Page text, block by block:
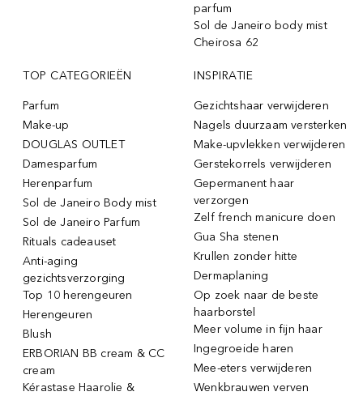
parfum
Sol de Janeiro body mist
Cheirosa 62
TOP CATEGORIEËN
Parfum
Make-up
DOUGLAS OUTLET
Damesparfum
Herenparfum
Sol de Janeiro Body mist
Sol de Janeiro Parfum
Rituals cadeauset
Anti-aging
gezichtsverzorging
Top 10 herengeuren
Herengeuren
Blush
ERBORIAN BB cream & CC
cream
Kérastase Haarolie &
INSPIRATIE
Gezichtshaar verwijderen
Nagels duurzaam versterken
Make-upvlekken verwijderen
Gerstekorrels verwijderen
Gepermanent haar
verzorgen
Zelf french manicure doen
Gua Sha stenen
Krullen zonder hitte
Dermaplaning
Op zoek naar de beste
haarborstel
Meer volume in fijn haar
Ingegroeide haren
Mee-eters verwijderen
Wenkbrauwen verven